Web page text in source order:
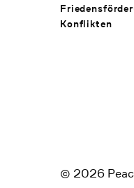
Konflikten
Social
© 2026